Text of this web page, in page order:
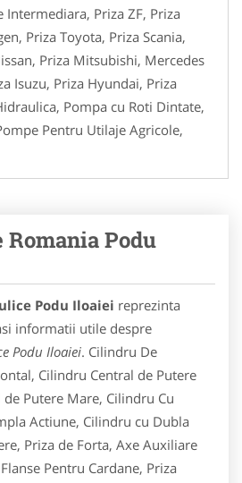
Intermediara, Priza ZF, Priza
Priza Toyota, Priza Scania,
Priza Mitsubishi, Mercedes
Isuzu, Priza Hyundai, Priza
Pompa cu Roti Dintate,
Pentru Utilaje Agricole,
Podu
Podu Iloaiei reprezinta
informatii utile despre
Podu Iloaiei. Cilindru De
Cilindru Central de Putere
Putere Mare, Cilindru Cu
Actiune, Cilindru cu Dubla
Priza de Forta, Axe Auxiliare
Pentru Cardane, Priza